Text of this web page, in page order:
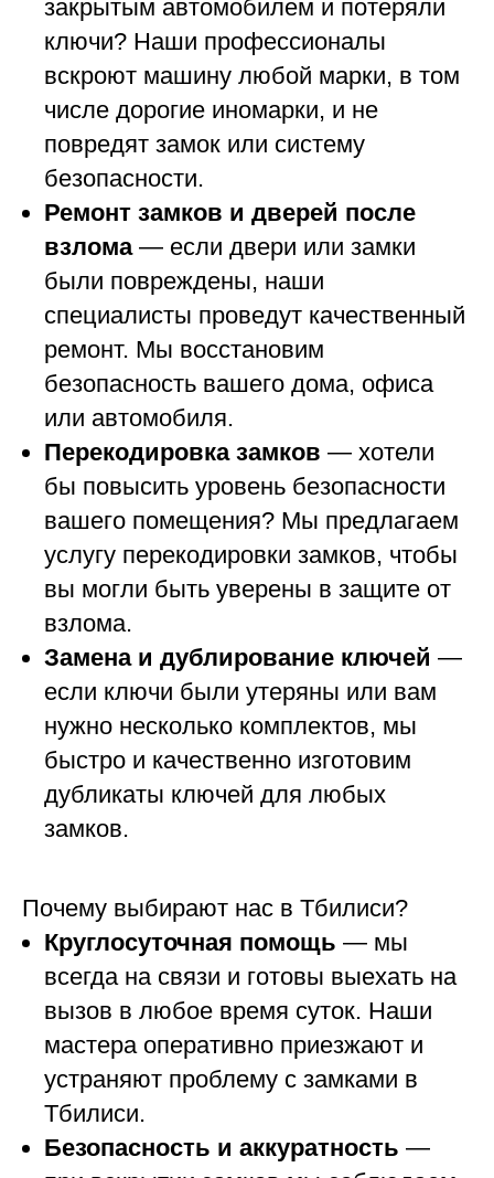
закрытым автомобилем и потеряли
ключи? Наши профессионалы
вскроют машину любой марки, в том
числе дорогие иномарки, и не
повредят замок или систему
безопасности.
Ремонт замков и дверей после
взлома— если двери или замки
были повреждены, наши
специалисты проведут качественный
ремонт. Мы восстановим
безопасность вашего дома, офиса
или автомобиля.
Перекодировка замков — хотели
бы повысить уровень безопасности
вашего помещения? Мы предлагаем
услугу перекодировки замков, чтобы
вы могли быть уверены в защите от
взлома.
Замена и дублирование ключей —
если ключи были утеряны или вам
нужно несколько комплектов, мы
быстро и качественно изготовим
дубликаты ключей для любых
замков.
Почему выбирают нас в Тбилиси?
Круглосуточная помощь — мы
всегда на связи и готовы выехать на
вызов в любое время суток. Наши
мастера оперативно приезжают и
устраняют проблему с замками в
Тбилиси.
Безопасность и аккуратность —